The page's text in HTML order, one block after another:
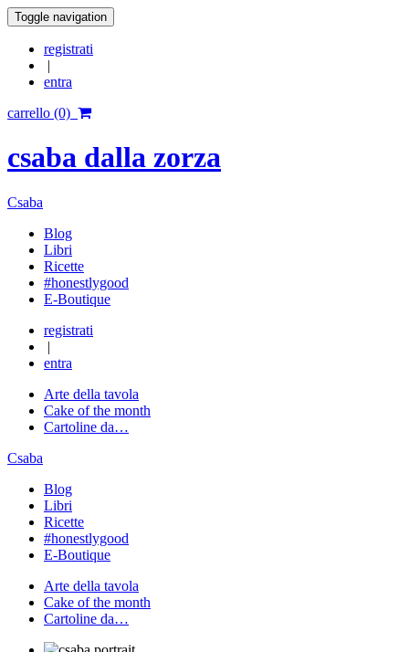
Toggle navigation
registrati
|
entra
carrello (0)
csaba dalla zorza
Csaba
Blog
Libri
Ricette
#honestlygood
E-Boutique
registrati
|
entra
Arte della tavola
Cake of the month
Cartoline da…
Csaba
Blog
Libri
Ricette
#honestlygood
E-Boutique
Arte della tavola
Cake of the month
Cartoline da…